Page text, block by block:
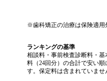
※歯科矯正の治療は保険適用
ランキングの基準
相談料・事前検査診断料・
料（24回分）の合計で安い
す。保定料は含まれていませ